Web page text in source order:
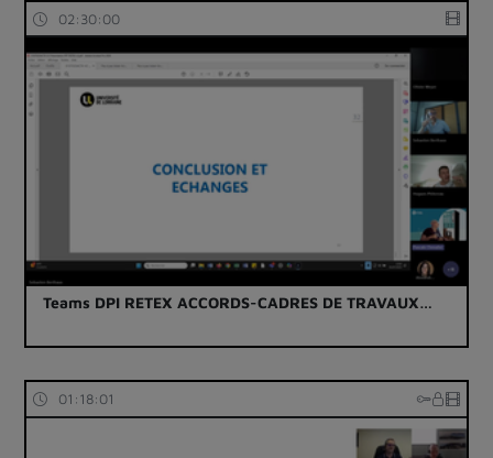
02:30:00
Teams DPI RETEX ACCORDS-CADRES DE TRAVAUX…
01:18:01